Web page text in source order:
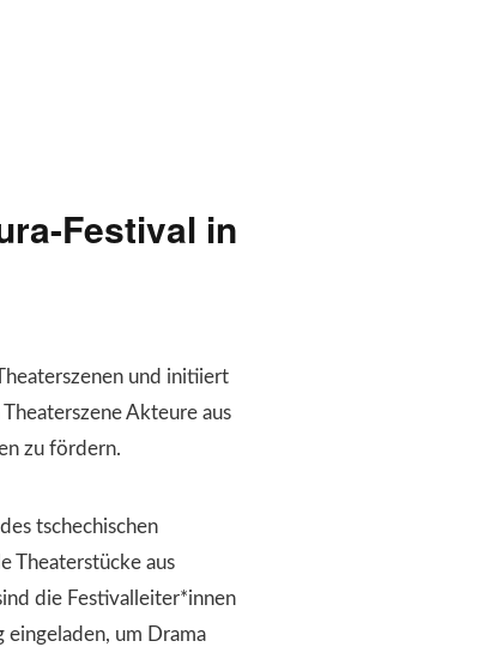
Festival in
und initiiert
Akteure aus
zu fördern.
tschechischen
Theaterstücke aus
die Festivalleiter*innen
eingeladen, um Drama